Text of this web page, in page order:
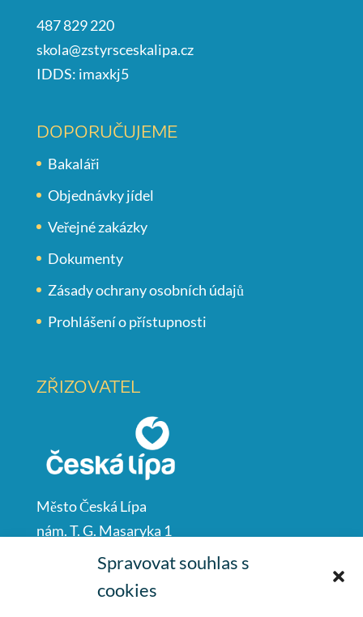
Spravovat souhlas s
cookies
487 829 220
skola@zstyrsceskalipa.cz
IDDS: imaxkj5
DOPORUČUJEME
Bakaláři
Objednávky jídel
Veřejné zakázky
Dokumenty
Zásady ochrany osobních údajů
Prohlášení o přístupnosti
ZŘIZOVATEL
Město Česká Lípa
nám. T. G. Masaryka 1
Česká Lípa